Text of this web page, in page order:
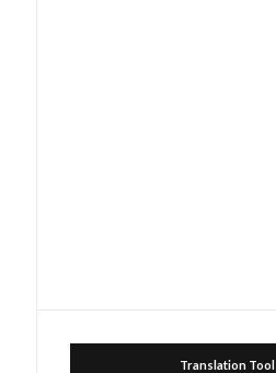
Translation Tool